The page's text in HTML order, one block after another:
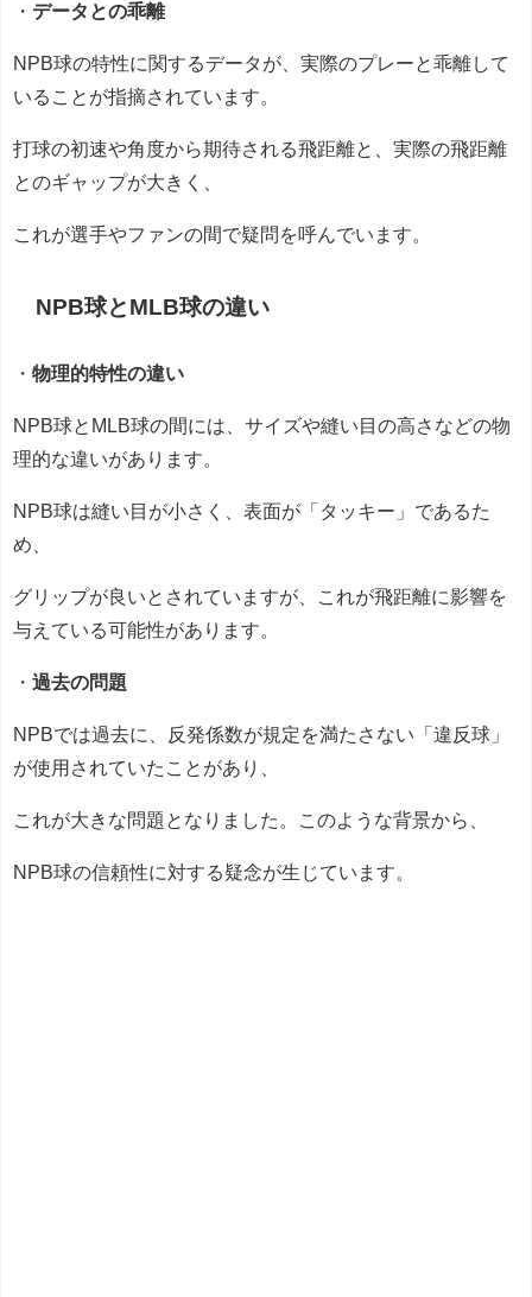
・ データとの乖離
NPB球の特性に関するデータが、実際のプレーと乖離して
いることが指摘されています。
打球の初速や角度から期待される飛距離と、実際の飛距離
とのギャップが大きく、
これが選手やファンの間で疑問を呼んでいます。
NPB球とMLB球の違い
・ 物理的特性の違い
NPB球とMLB球の間には、サイズや縫い目の高さなどの物
理的な違いがあります。
NPB球は縫い目が小さく、表面が「タッキー」であるた
め、
グリップが良いとされていますが、これが飛距離に影響を
与えている可能性があります。
・ 過去の問題
NPBでは過去に、反発係数が規定を満たさない「違反球」
が使用されていたことがあり、
これが大きな問題となりました。このような背景から、
NPB球の信頼性に対する疑念が生じています。